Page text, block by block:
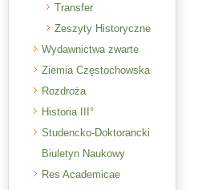
Transfer
Zeszyty Historyczne
Wydawnictwa zwarte
Ziemia Częstochowska
Rozdroża
Historia III°
Studencko-Doktorancki
Biuletyn Naukowy
Res Academicae